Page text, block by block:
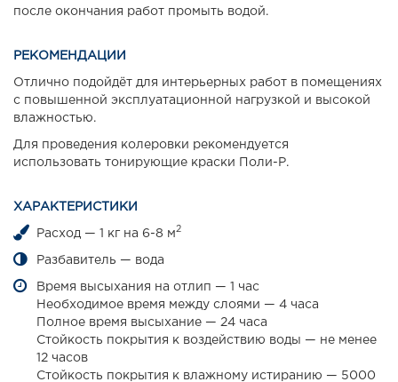
после окончания работ промыть водой.
РЕКОМЕНДАЦИИ
Отлично подойдёт для интерьерных работ в помещениях
с повышенной эксплуатационной нагрузкой и высокой
влажностью.
Для проведения колеровки рекомендуется
использовать тонирующие краски Поли-Р.
ХАРАКТЕРИСТИКИ
Расход — 1 кг на 6-8 м2
Разбавитель — вода
Время высыхания на отлип — 1 час
Необходимое время между слоями — 4 часа
Полное время высыхание — 24 часа
Стойкость покрытия к воздействию воды — не менее
12 часов
Стойкость покрытия к влажному истиранию — 5000